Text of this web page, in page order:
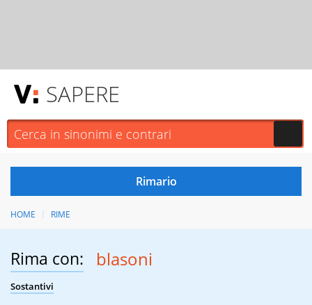
SAPERE
HOME RIME
Rima con: blasoni
Sostantivi